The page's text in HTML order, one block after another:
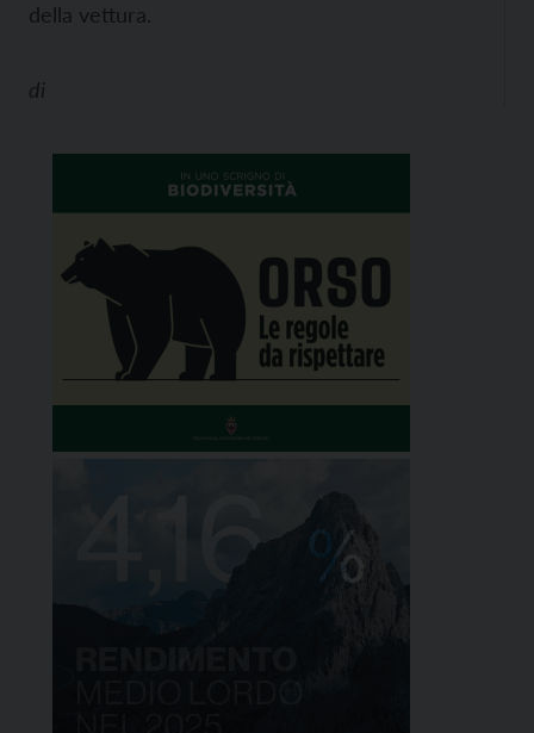
della vettura.
di